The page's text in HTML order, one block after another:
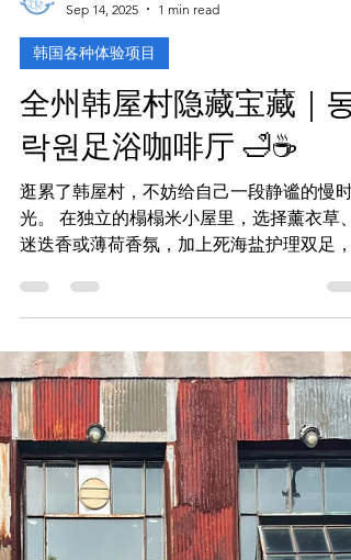
K2 Global Travel
Sep 14, 2025
1 min read
韩国各种体验项目
全州韩屋村隐藏宝藏｜동
락원足浴咖啡厅 🛁☕
逛累了韩屋村，不妨给自己一段静谧的慢时
光。 在独立的榻榻米小屋里，选择薰衣草、
温调到39–41°C，边泡脚边喝咖啡或茶，整
人都被疗愈了～ 20–40分钟的足浴＋去角质
润肤乳护理，完美的身心放松！情侣、朋友
独自旅行都值得来试一试✨